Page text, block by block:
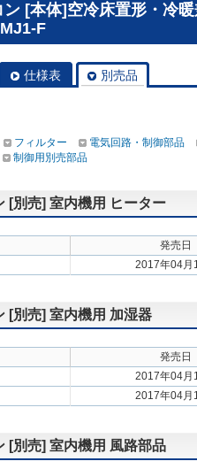
[本体]空冷床置形・冷
F
仕様表 別売品
フィルター
電気回路・制御部品
制御用別売部品
[別売] 室内機用 ヒーター
発売日
2017年04月
[別売] 室内機用 加湿器
発売日
2017年04月
2017年04月
[別売] 室内機用 風路部品